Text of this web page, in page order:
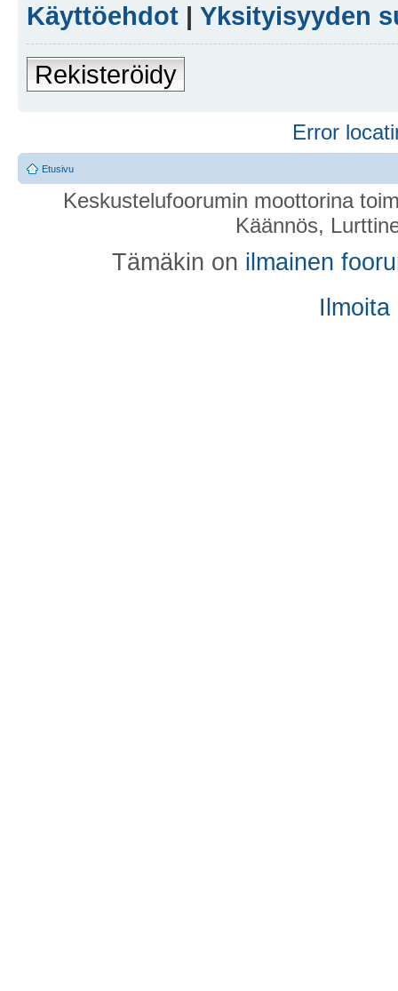
Käyttöehdot | Yksityisyyden
Rekisteröidy
Error
Etusivu
Keskustelufoorumin moottorina
Käännös,
Tämäkin on ilmainen